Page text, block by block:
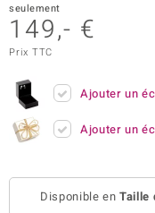
Collection
seulement
149,- €
Prix TTC
Ajouter un
Ajouter un
Disponible enTaille